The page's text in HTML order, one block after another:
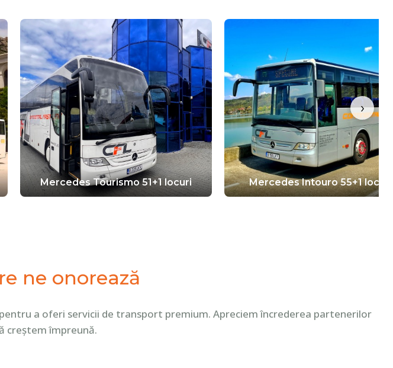
Mercedes Tourismo 51+1 locuri Mercedes Intouro 55+1 locuri
›
ne onorează
a oferi servicii de transport premium. Apreciem încrederea partenerilor
creștem împreună.